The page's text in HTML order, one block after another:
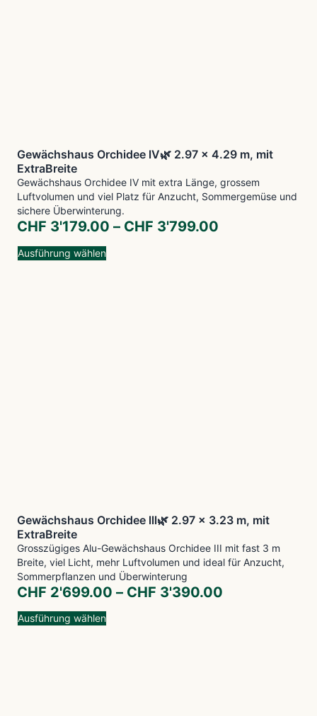
Gewächshaus Orchidee lV🌿 2.97 x 4.29 m, mit
ExtraBreite
Gewächshaus Orchidee IV mit extra Länge, grossem
Luftvolumen und viel Platz für Anzucht, Sommergemüse und
sichere Überwinterung.
CHF 3'179.00 – CHF 3'799.00
Ausführung wählen
Gewächshaus Orchidee lll🌿 2.97 x 3.23 m, mit
ExtraBreite
Grosszügiges Alu-Gewächshaus Orchidee III mit fast 3 m
Breite, viel Licht, mehr Luftvolumen und ideal für Anzucht,
Sommerpflanzen und Überwinterung
CHF 2'699.00 – CHF 3'390.00
Ausführung wählen